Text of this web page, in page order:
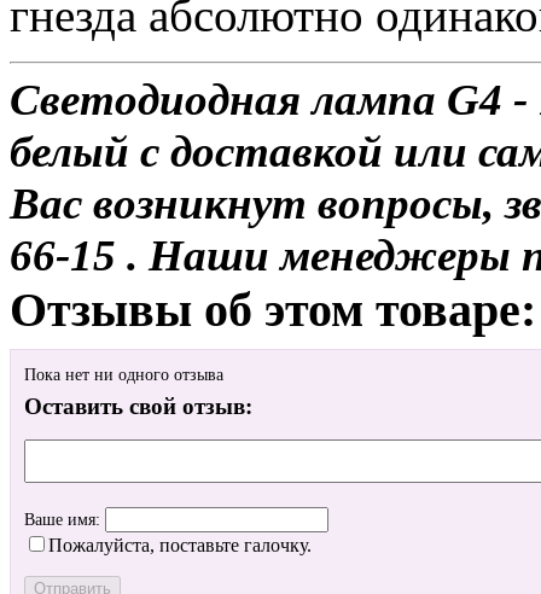
гнезда абсолютно
Светодиодная лампа G4
белый с доставкой или
Вас возникнут вопросы,
66-15 . Наши менеджеры
Отзывы об этом товаре:
Пока нет ни одного отзыва
Оставить свой отзыв:
Ваше имя:
Пожалуйста, поставьте галочку.